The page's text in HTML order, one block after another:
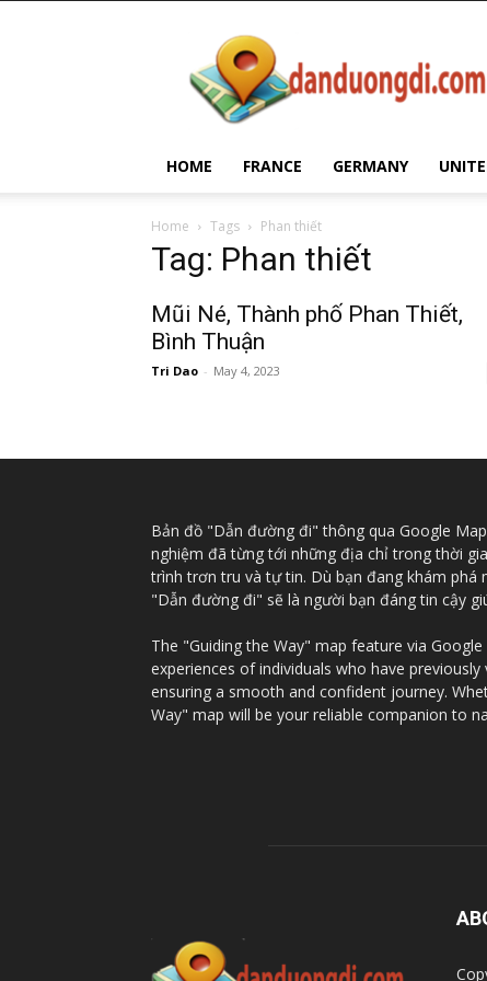
Duong
Di
HOME FRANCE GERMANY
Home Tags Phan thiết
Tag: Phan thiết
Mũi Né, Thành phố Phan Thiết,
Bình Thuận
Tri Dao - May 4, 2023
Bản đồ "Dẫn đường đi" thông qua Google
nghiệm đã từng tới những địa chỉ trong thời
trình trơn tru và tự tin. Dù bạn đang khám
"Dẫn đường đi" sẽ là người bạn đáng tin cậy
The "Guiding the Way" map feature via
experiences of individuals who have
ensuring a smooth and confident journey.
Way" map will be your reliable companion to